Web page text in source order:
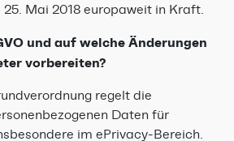
Mai 2018 europaweit in Kraft.
und auf welche Änderungen
vorbereiten?
regelt die
Daten für
im ePrivacy-Bereich.